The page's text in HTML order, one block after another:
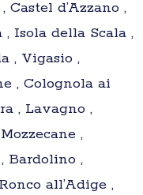
d’Azzano ,
Isola della Scala ,
, Vigasio ,
, Colognola ai
, Lavagno ,
,
Bardolino ,
all’Adige ,